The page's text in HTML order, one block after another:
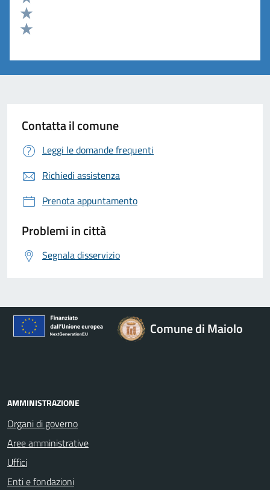
Valuta 3 stelle su 5
Valuta 2 stelle su 5
Contatta il comune
Leggi le domande frequenti
Richiedi assistenza
Prenota appuntamento
Problemi in città
Segnala disservizio
Comune di Maiolo
AMMINISTRAZIONE
Organi di governo
Aree amministrative
Uffici
Enti e fondazioni